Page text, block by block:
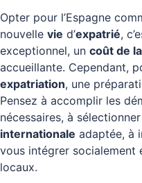
Opter pour l’Espagne
nouvelle vie d’expatrié,
exceptionnel, un coût de
accueillante. Cependant,
expatriation, une
Pensez à accomplir les
nécessaires, à
internationale adaptée, à
vous intégrer socialement
locaux.